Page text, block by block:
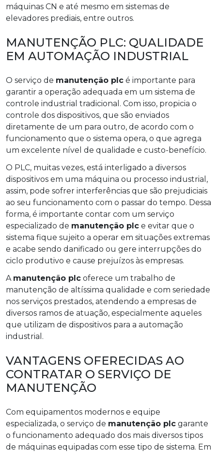
máquinas CN e até mesmo em sistemas de
elevadores prediais, entre outros.
MANUTENÇÃO PLC: QUALIDADE
EM AUTOMAÇÃO INDUSTRIAL
O serviço de manutenção plc é importante para
garantir a operação adequada em um sistema de
controle industrial tradicional. Com isso, propicia o
controle dos dispositivos, que são enviados
diretamente de um para outro, de acordo com o
funcionamento que o sistema opera, o que agrega
um excelente nível de qualidade e custo-benefício.
O PLC, muitas vezes, está interligado a diversos
dispositivos em uma máquina ou processo industrial,
assim, pode sofrer interferências que são prejudiciais
ao seu funcionamento com o passar do tempo. Dessa
forma, é importante contar com um serviço
especializado de manutenção plc e evitar que o
sistema fique sujeito a operar em situações extremas
e acabe sendo danificado ou gere interrupções do
ciclo produtivo e cause prejuízos às empresas.
A manutenção plc oferece um trabalho de
manutenção de altíssima qualidade e com seriedade
nos serviços prestados, atendendo a empresas de
diversos ramos de atuação, especialmente aqueles
que utilizam de dispositivos para a automação
industrial.
VANTAGENS OFERECIDAS AO
CONTRATAR O SERVIÇO DE
MANUTENÇÃO
Com equipamentos modernos e equipe
especializada, o serviço de manutenção plc garante
o funcionamento adequado dos mais diversos tipos
de máquinas equipadas com esse tipo de sistema. Em